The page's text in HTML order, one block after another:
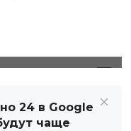
24 в Google
чаще